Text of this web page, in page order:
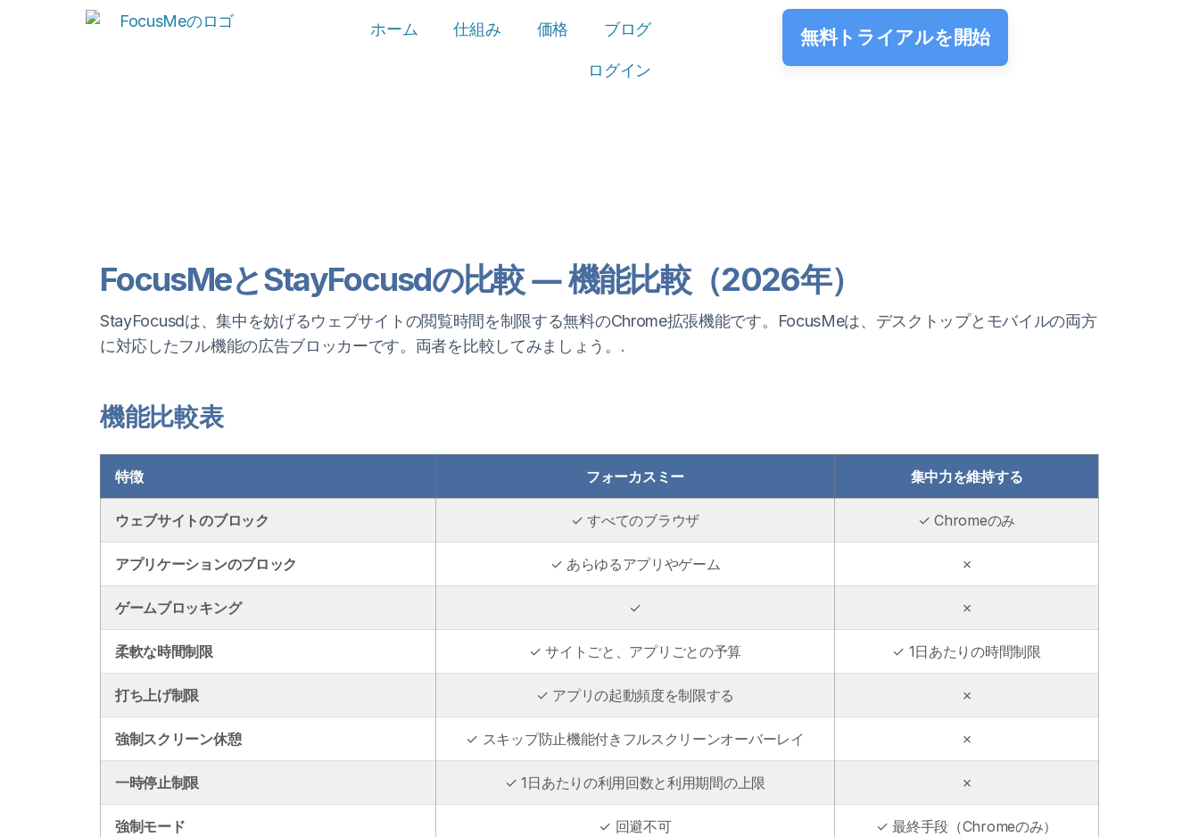
ホーム 仕組み 価格 ブログ
ログイン
無料トライアルを開始
FocusMeとStayFocusdの比較 ― 機能比較（2026年）
StayFocusdは、集中を妨げるウェブサイトの閲覧時間を制限する無料のChrome拡張機能です。FocusMeは、デスクトップとモバイルの両方
に対応したフル機能の広告ブロッカーです。両者を比較してみましょう。.
機能比較表
特徴 フォーカスミー 集中力を維持する
ウェブサイトのブロック ✓ すべてのブラウザ ✓ Chromeのみ
アプリケーションのブロック ✓ あらゆるアプリやゲーム ✗
ゲームブロッキング ✓ ✗
柔軟な時間制限 ✓ サイトごと、アプリごとの予算 ✓ 1日あたりの時間制限
打ち上げ制限 ✓ アプリの起動頻度を制限する ✗
強制スクリーン休憩 ✓ スキップ防止機能付きフルスクリーンオーバーレイ ✗
一時停止制限 ✓ 1日あたりの利用回数と利用期間の上限 ✗
強制モード ✓ 回避不可 ✓ 最終手段（Chromeのみ）